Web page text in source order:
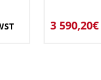
3 590,20€